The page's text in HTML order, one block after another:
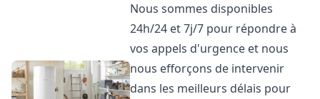
Nous sommes disponibles
24h/24 et 7j/7 pour répondre à
vos appels d'urgence et nous
nous efforçons de intervenir
dans les meilleurs délais pour